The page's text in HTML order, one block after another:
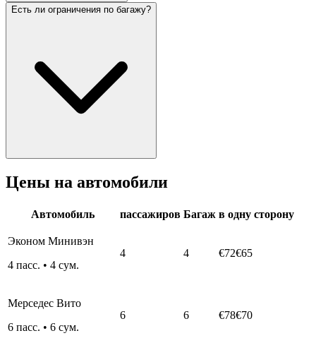
Есть ли ограничения по багажу?
Цены на автомобили
Автомобиль пассажиров Багаж в одну сторону
Эконом Минивэн
4 пасс. • 4 сум.
4 4 €72€65
Мерседес Вито
6 пасс. • 6 сум.
6 6 €78€70